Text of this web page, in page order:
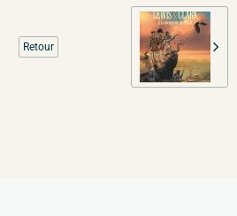
Retour